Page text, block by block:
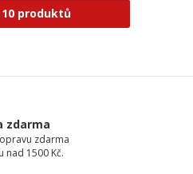
10 produktů
zdarma
zdarma
nad 1500 Kč.